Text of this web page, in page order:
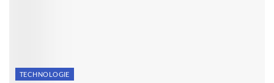
TECHNOLOGIE